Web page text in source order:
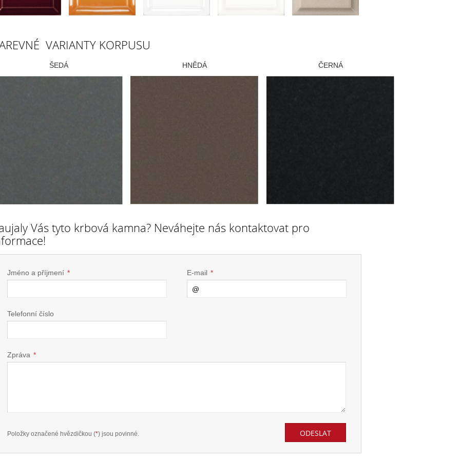
VARIANTY KORPUSU
ŠEDÁ HNĚDÁ ČERNÁ
Vás tyto krbová kamna? Neváhejte nás kontaktovat pro
Jméno a příjmení * E-mail *
Telefonní číslo
Zpráva *
Položky označené hvězdičkou (*) jsou povinné.